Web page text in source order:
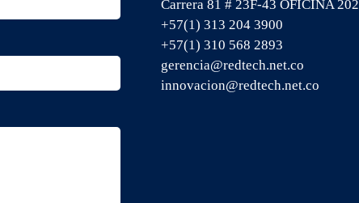
Carrera 81 # 23F-43 OFICINA 202
+57(1) 313 204 3900
+57(1) 310 568 2893
gerencia@redtech.net.co
innovacion@redtech.net.co